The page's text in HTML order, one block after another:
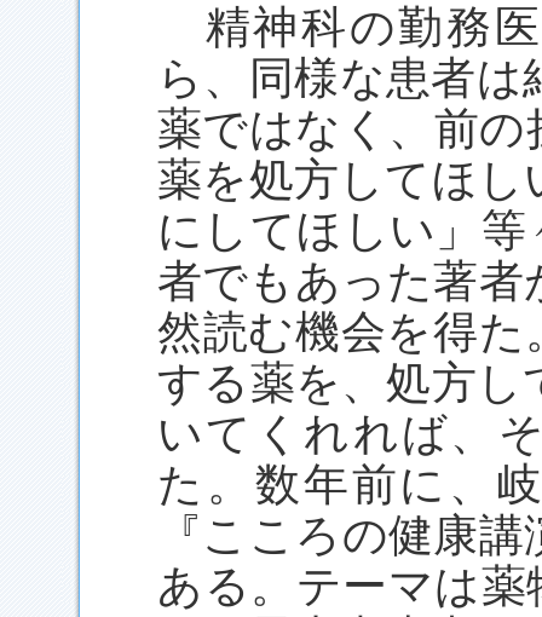
精神科の勤務
ら、同様な患者
薬ではなく、前の
薬を処方してほし
にしてほしい」
者でもあった著
然読む機会を得た
する薬を、処方
いてくれれば、
た。数年前に、
『こころの健康
ある。テーマは